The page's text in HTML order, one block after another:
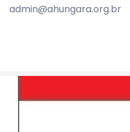
admin@ahungara.org.br